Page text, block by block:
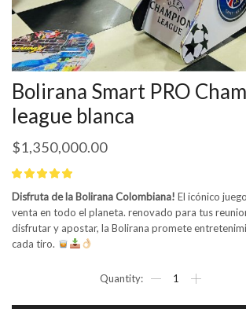
Bolirana Smart PRO
league blanca
$1,350,000.00
Disfruta de la Bolirana Colombiana! El icónico
venta en todo el planeta. renovado para tus
disfrutar y apostar, la Bolirana promete
cada tiro.